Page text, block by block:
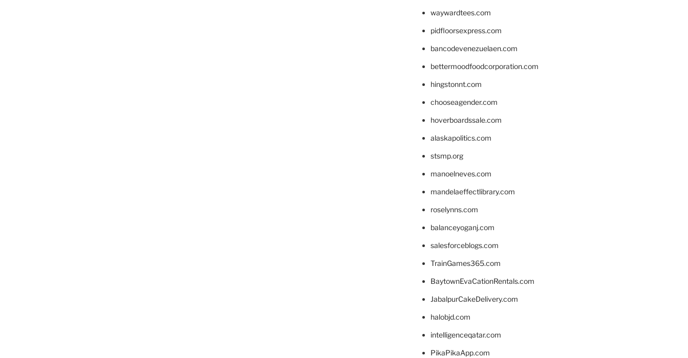
waywardtees.com
pidfloorsexpress.com
bancodevenezuelaen.com
bettermoodfoodcorporation.com
hingstonnt.com
chooseagender.com
hoverboardssale.com
alaskapolitics.com
stsmp.org
manoelneves.com
mandelaeffectlibrary.com
roselynns.com
balanceyoganj.com
salesforceblogs.com
TrainGames365.com
BaytownEvaCationRentals.com
JabalpurCakeDelivery.com
halobjd.com
intelligenceqatar.com
PikaPikaApp.com